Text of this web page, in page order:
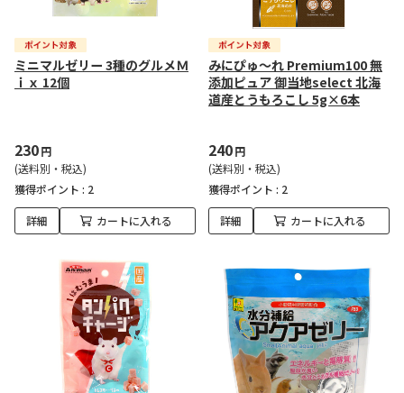
ミニマルゼリー 3種のグルメＭ
ｉｘ 12個
230円
(送料別・税込)
獲得ポイント : 2
詳細 カートに入れる
みにぴゅ～れ Premium100 無
添加ピュア 御当地select 北海
道産とうもろこし 5g×6本
240円
(送料別・税込)
獲得ポイント : 2
詳細 カートに入れる